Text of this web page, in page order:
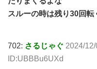
スルーの時は残り30回
702: さるじゃぐ 2024/
ID:UBBBu6UXd